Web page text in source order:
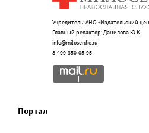
Учредитель: АНО «Издательский
Главный редактор: Данилова Ю.К.
info@miloserdie.ru
8-499-350-05-95
Портал